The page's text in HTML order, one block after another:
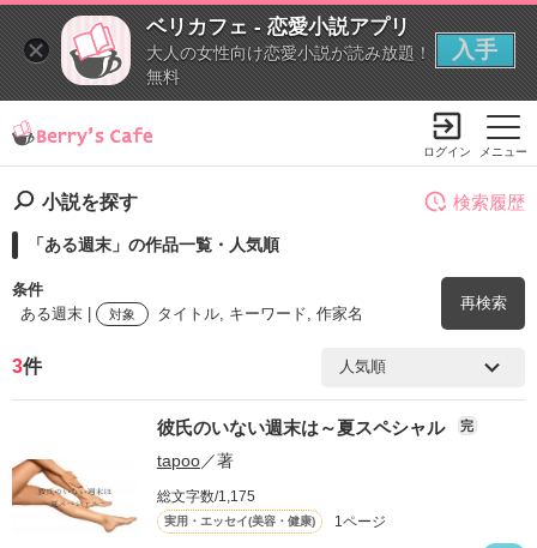
ベリカフェ - 恋愛小説アプリ
大人の女性向け恋愛小説が読み放題！
無料
入手
メニュー
ログイン
小説を探す
「ある週末」の作品一覧・人気順
条件
ある週末 |
対象 タイトル, キーワード, 作家名
再検索
検索ワード
を含む
検索履歴
3件
彼氏のいない週末は～夏スペシャル 完
tapoo／著
総文字数/1,175
実用・エッセイ(美容・健康) 1ページ